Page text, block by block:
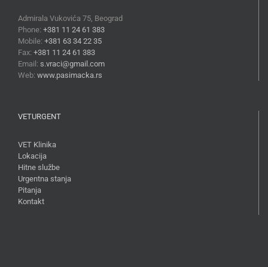
Admirala Vukovića 75, Beograd
Phone: +381 11 24 61 383
Mobile: +381 63 34 22 35
Fax: +381 11 24 61 383
Email: s.vraci@gmail.com
Web: www.pasimacka.rs
VETURGENT
VET Klinika
Lokacija
Hitne službe
Urgentna stanja
Pitanja
Kontakt